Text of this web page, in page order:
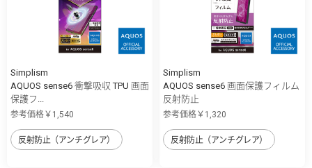
Simplism
AQUOS sense6 衝撃吸収 TPU 画面
保護フ...
参考価格￥1,540
反射防止（アンチグレア）
Simplism
AQUOS sense6 画面保護フィルム
反射防止
参考価格￥1,320
反射防止（アンチグレア）